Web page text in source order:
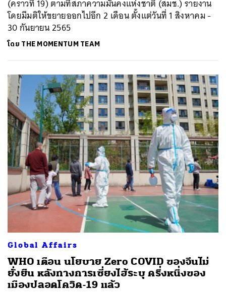
(คราวที่ 19) ตามที่สภาความมั่นคงแห่งชาติ (สมช.) รายงาน
โดยมีมติให้ขยายออกไปอีก 2 เดือน ตั้งแต่วันที่ 1 สิงหาคม -
30 กันยายน 2565
โดย THE MOMENTUM TEAM
Global Affairs
WHO เตือน นโยบาย Zero COVID ของจีนไม่
ยั่งยืน หลังทางการเซี่ยงไฮ้ระบุ ครึ่งหนึ่งของ
เมืองปลอดโควิด-19 แล้ว